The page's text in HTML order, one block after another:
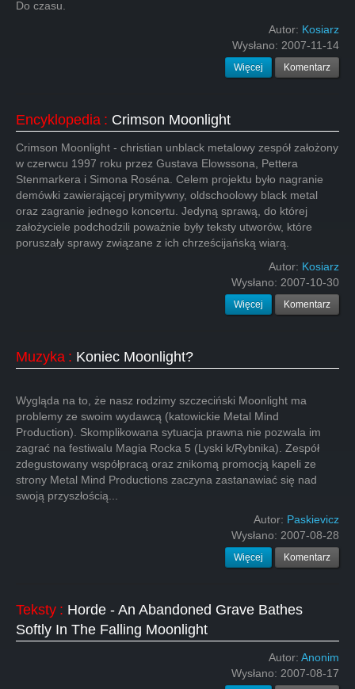
Do czasu.
Autor: Kosiarz
Wysłano: 2007-11-14
Więcej Komentarz
Encyklopedia : Crimson Moonlight
Crimson Moonlight - christian unblack metalowy zespół założony
w czerwcu 1997 roku przez Gustava Elowssona, Pettera
Stenmarkera i Simona Roséna. Celem projektu było nagranie
demówki zawierającej prymitywny, oldschoolowy black metal
oraz zagranie jednego koncertu. Jedyną sprawą, do której
założyciele podchodzili poważnie były teksty utworów, które
poruszały sprawy związane z ich chrześcijańską wiarą.
Autor: Kosiarz
Wysłano: 2007-10-30
Więcej Komentarz
Muzyka : Koniec Moonlight?
Wygląda na to, że nasz rodzimy szczeciński Moonlight ma
problemy ze swoim wydawcą (katowickie Metal Mind
Production). Skomplikowana sytuacja prawna nie pozwala im
zagrać na festiwalu Magia Rocka 5 (Lyski k/Rybnika). Zespół
zdegustowany współpracą oraz znikomą promocją kapeli ze
strony Metal Mind Productions zaczyna zastanawiać się nad
swoją przyszłością...
Autor: Paskievicz
Wysłano: 2007-08-28
Więcej Komentarz
Teksty : Horde - An Abandoned Grave Bathes
Softly In The Falling Moonlight
Autor: Anonim
Wysłano: 2007-08-17